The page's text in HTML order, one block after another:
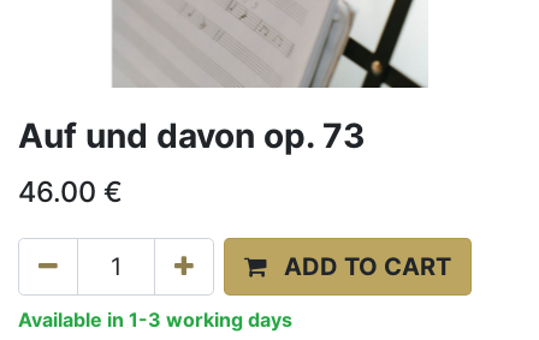
Auf und davon op. 73
46.00 €
ADD TO CART
Available in 1-3 working days